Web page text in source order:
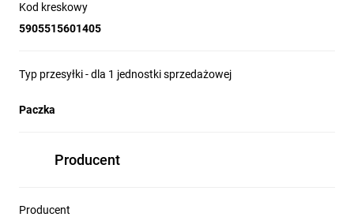
Kod kreskowy
5905515601405
Typ przesyłki - dla 1 jednostki sprzedażowej
Paczka
Producent
Producent